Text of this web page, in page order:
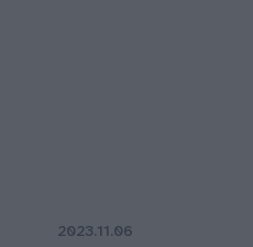
2023.11.06